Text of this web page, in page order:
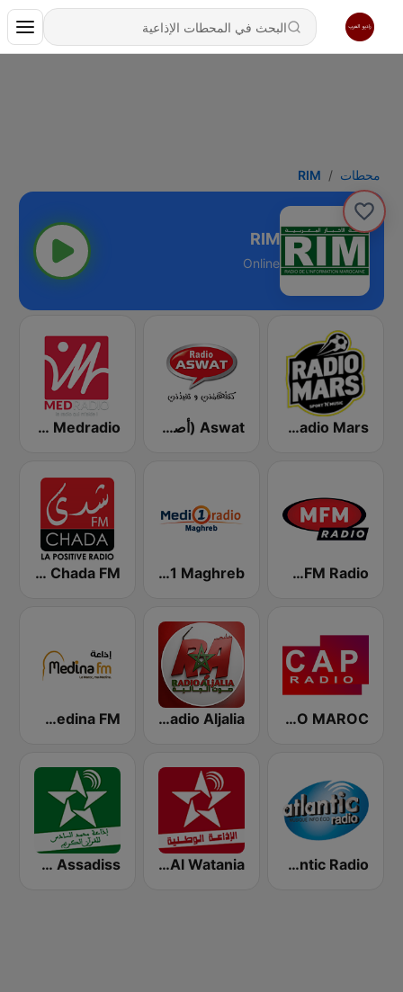
محطات RIM
RIM
Online
Radio Mars (راديو مرس) Aswat (أصوات) Medradio (ميد راديو)
MFM Radio (مفم راديو) Medi 1 Maghreb (ميدى1 مغرب) Chada FM (شدى فم)
CAP RADIO MAROC Radio Aljalia - راديو الجالية Medina FM (إذاعة مدينة فم)
Atlantic Radio (أتلانتيك راديو) Al Watania (الإذاعة الوطنية) SNRT Radio Idaat Mohammed Assadiss (السادسة)